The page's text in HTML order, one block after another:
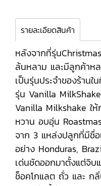
รายละเอียดสินค้า
หลังจากที่รุ่น
ล้นหลาม และมีลูกค้าหล
เป็นรุ่นประจำของร้าน
รุ่น Vanilla MilkShake
Vanilla Milkshake ใ
หวาน อบอุ่น
จาก 3 แหล่งปลูกที่มีชื่อ
อย่าง Honduras,
เด่นชัดออกมาตั้งแต่จิ
ช็อคโกแลต ถั่ว และ ก